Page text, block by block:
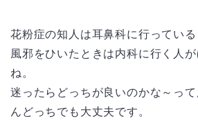
花粉症の知人は耳鼻科に行っている
風邪をひいたときは内科に行く人
ね。
迷ったらどっちが良いのかな～っ
んどっちでも大丈夫です。